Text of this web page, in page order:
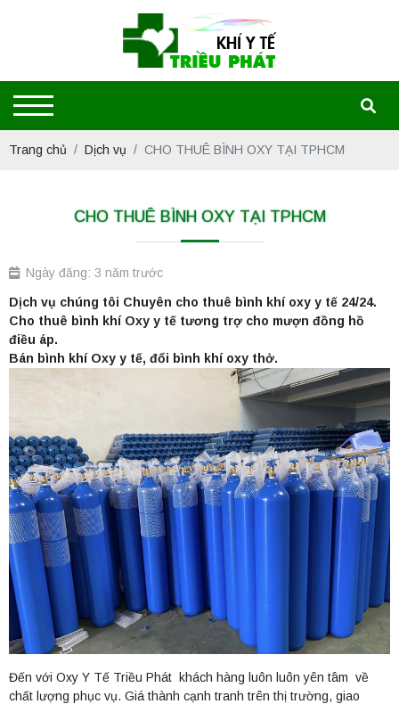
Trang chủ Dịch vụ CHO THUÊ BÌNH OXY TẠI TPHCM
CHO THUÊ BÌNH OXY TẠI TPHCM
Ngày đăng: 3 năm trước
Dịch vụ chúng tôi Chuyên cho thuê bình khí oxy y tế 24/24.
Cho thuê bình khí Oxy y tế tương trợ cho mượn đồng hồ
điều áp.
Bán bình khí Oxy y tế, đổi bình khí oxy thở.
Đến với Oxy Y Tế Triều Phát khách hàng luôn luôn yên tâm về
chất lượng phục vụ. Giá thành cạnh tranh trên thị trường, giao